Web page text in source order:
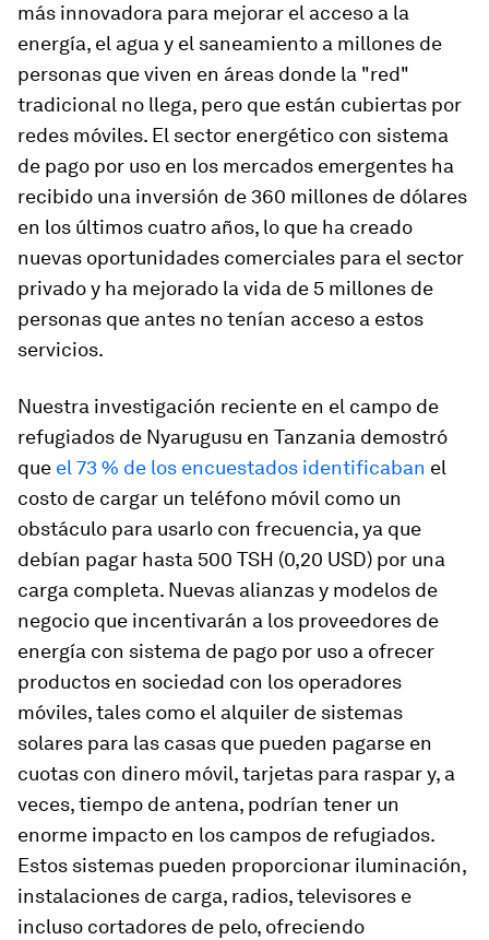
más innovadora para mejorar el acceso a la
energía, el agua y el saneamiento a millones de
personas que viven en áreas donde la "red"
tradicional no llega, pero que están cubiertas por
redes móviles. El sector energético con sistema
de pago por uso en los mercados emergentes ha
recibido una inversión de 360 ​​millones de dólares
en los últimos cuatro años, lo que ha creado
nuevas oportunidades comerciales para el sector
privado y ha mejorado la vida de 5 millones de
personas que antes no tenían acceso a estos
servicios.
Nuestra investigación reciente en el campo de
refugiados de Nyarugusu en Tanzania demostró
que el 73 % de los encuestados identificaban el
costo de cargar un teléfono móvil como un
obstáculo para usarlo con frecuencia, ya que
debían pagar hasta 500 TSH (0,20 USD) por una
carga completa. Nuevas alianzas y modelos de
negocio que incentivarán a los proveedores de
energía con sistema de pago por uso a ofrecer
productos en sociedad con los operadores
móviles, tales como el alquiler de sistemas
solares para las casas que pueden pagarse en
cuotas con dinero móvil, tarjetas para raspar y, a
veces, tiempo de antena, podrían tener un
enorme impacto en los campos de refugiados.
Estos sistemas pueden proporcionar iluminación,
instalaciones de carga, radios, televisores e
incluso cortadores de pelo, ofreciendo